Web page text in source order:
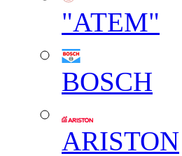
"АТЕМ"
BOSCH
ARISTON